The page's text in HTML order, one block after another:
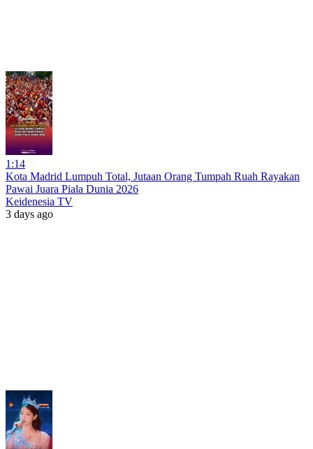
1:14
Kota Madrid Lumpuh Total, Jutaan Orang Tumpah Ruah Rayakan
Pawai Juara Piala Dunia 2026
Keidenesia TV
3 days ago